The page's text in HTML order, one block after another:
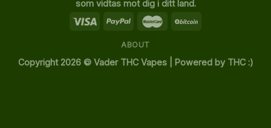
som vidtas mot dig i ditt land.
ABOUT
Copyright 2026 © Vader THC Vapes | Powered by THC :)